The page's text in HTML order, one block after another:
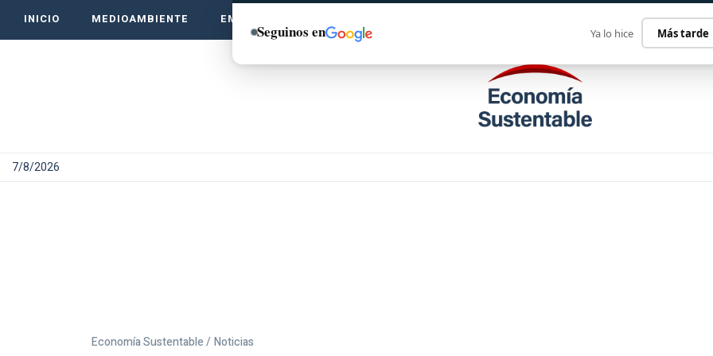
INICIO MEDIOAMBIENTE EMPRENDE VERDE
7/8/2026
Economía Sustentable / Noticias
Seguinos en Ya lo hice Más tarde